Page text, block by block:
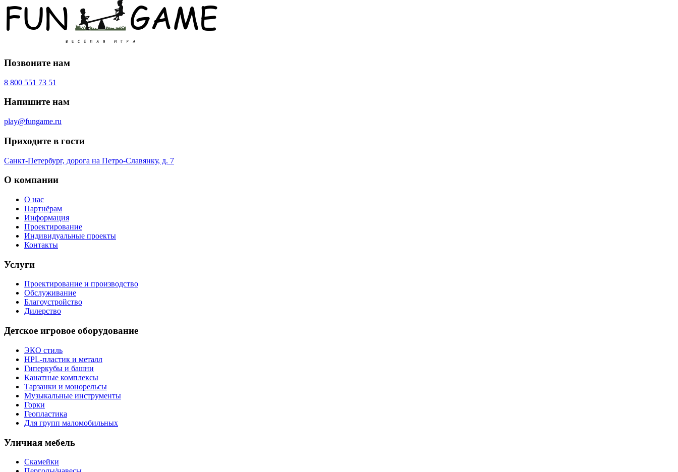
Позвоните нам
8 800 551 73 51
Напишите нам
play@fungame.ru
Приходите в гости
Санкт-Петербург, дорога на Петро-Славянку, д. 7
О компании
О нас
Партнёрам
Информация
Проектирование
Индивидуальные проекты
Контакты
Услуги
Проектирование и производство
Обслуживание
Благоустройство
Дилерство
Детское игровое оборудование
ЭКО стиль
HPL-пластик и металл
Гиперкубы и башни
Канатные комплексы
Тарзанки и монорельсы
Музыкальные инструменты
Горки
Геопластика
Для групп маломобильных
Уличная мебель
Скамейки